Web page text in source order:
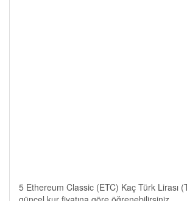
5 Ethereum Classic (ETC) Kaç Türk Lirası